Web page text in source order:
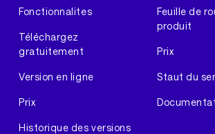
Fonctionnalites
Téléchargez
gratuitement
Version en ligne
Prix
Historique des versions
Feuille de
produit
Prix
Staut du